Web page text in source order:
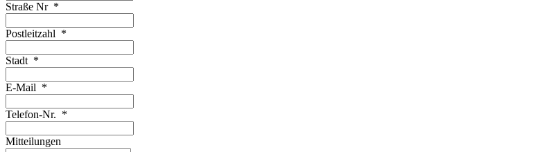
Straße Nr *
Postleitzahl *
Stadt *
E-Mail *
Telefon-Nr. *
Mitteilungen